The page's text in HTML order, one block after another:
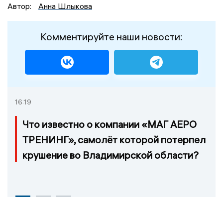
Автор:
Анна Шлыкова
Комментируйте наши новости:
16:19
Что известно о компании «МАГ АЕРО
ТРЕНИНГ», самолёт которой потерпел
крушение во Владимирской области?